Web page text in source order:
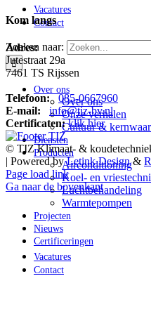
Vacatures
Contact
Zoeken naar:
Over ons
Over ons
Onze verhalen
Cultuur &
Diensten
Producten
Airconditioning
Koel- en
Luchtbehandeling
Warmtepompen
Projecten
Nieuws
Certificeringen
Vacatures
Contact
Kom langs
Adres:
Jutestraat 29a
7461 TS Rijssen
Telefoon:
085-0667960
E-mail:
info@tiz-bv.nl
Certificaten: klik hier
© TIZ Klimaat- &
| Powered byLetink Design&
Page load link
Ga naar de bovenkant